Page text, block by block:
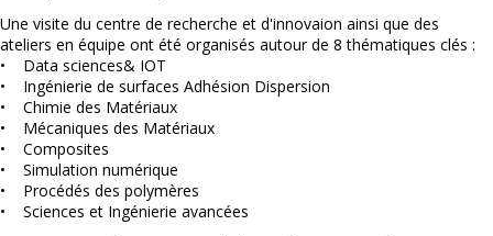
Une visite du centre de recherche et d'innovaion ainsi que des
ateliers en équipe ont été organisés autour de 8 thématiques clés :
• Data sciences& IOT
• Ingénierie de surfaces Adhésion Dispersion
• Chimie des Matériaux
• Mécaniques des Matériaux
• Composites
• Simulation numérique
• Procédés des polymères
• Sciences et Ingénierie avancées